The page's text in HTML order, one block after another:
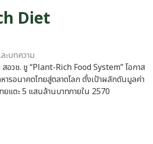
Diet
ะบทความ
สอวช. ชู “Plant-Rich Food System” โอกาส
ารอนาคตไทยสู่ตลาดโลก ตั้งเป้าผลักดันมูลค่า
ยแตะ 5 แสนล้านบาทภายใน 2570